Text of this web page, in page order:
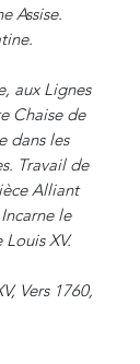
Assise.
aux Lignes
Chaise de
dans les
Travail de
Alliant
le
XV.
Vers 1760,